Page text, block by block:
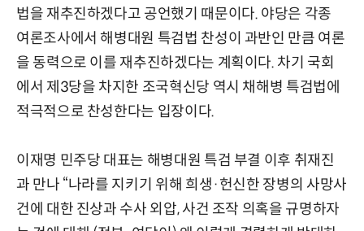
법을 재추진하겠다고 공언했기 때문이다. 야당은 각종
여론조사에서 해병대원 특검법 찬성이 과반인 만큼 여론
을 동력으로 이를 재추진하겠다는 계획이다. 차기 국회
에서 제3당을 차지한 조국혁신당 역시 채해병 특검법에
적극적으로 찬성한다는 입장이다.
이재명 민주당 대표는 해병대원 특검 부결 이후 취재진
과 만나 “나라를 지키기 위해 희생·헌신한 장병의 사망사
건에 대한 진상과 수사 외압, 사건 조작 의혹을 규명하자